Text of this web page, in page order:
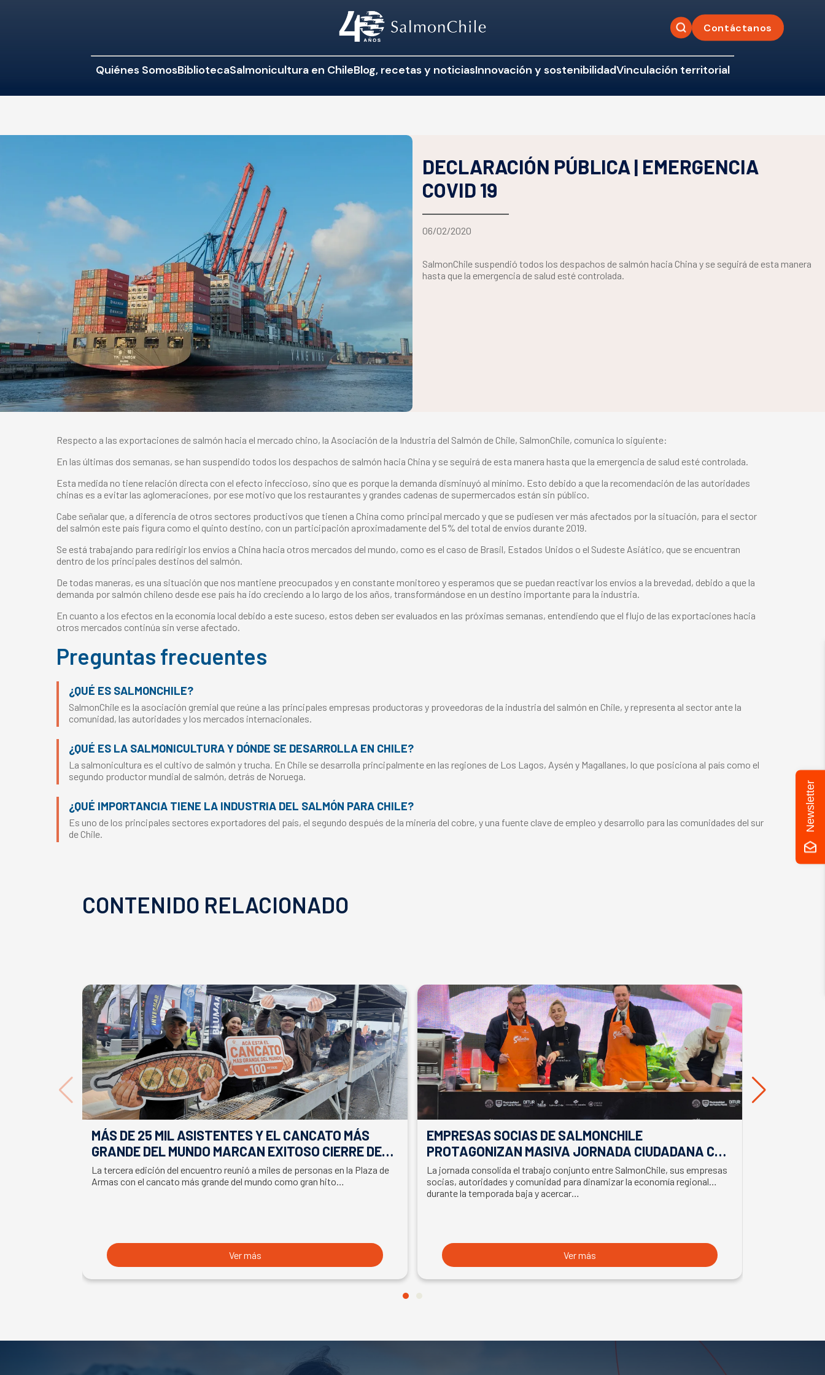
Contáctanos
Quiénes SomosBibliotecaSalmonicultura en ChileBlog, recetas y noticiasInnovación y sostenibilidadVinculación territorial
DECLARACIÓN PÚBLICA | EMERGENCIA
COVID 19
06/02/2020
SalmonChile suspendió todos los despachos de salmón hacia China y se seguirá de esta manera
hasta que la emergencia de salud esté controlada.
Respecto a las exportaciones de salmón hacia el mercado chino, la Asociación de la Industria del Salmón de Chile, SalmonChile, comunica lo siguiente:
En las últimas dos semanas, se han suspendido todos los despachos de salmón hacia China y se seguirá de esta manera hasta que la emergencia de salud esté controlada.
Esta medida no tiene relación directa con el efecto infeccioso, sino que es porque la demanda disminuyó al mínimo. Esto debido a que la recomendación de las autoridades
chinas es a evitar las aglomeraciones, por ese motivo que los restaurantes y grandes cadenas de supermercados están sin público.
Cabe señalar que, a diferencia de otros sectores productivos que tienen a China como principal mercado y que se pudiesen ver más afectados por la situación, para el sector
del salmón este país figura como el quinto destino, con un participación aproximadamente del 5% del total de envíos durante 2019.
Se está trabajando para redirigir los envíos a China hacia otros mercados del mundo, como es el caso de Brasil, Estados Unidos o el Sudeste Asiático, que se encuentran
dentro de los principales destinos del salmón.
De todas maneras, es una situación que nos mantiene preocupados y en constante monitoreo y esperamos que se puedan reactivar los envíos a la brevedad, debido a que la
demanda por salmón chileno desde ese país ha ido creciendo a lo largo de los años, transformándose en un destino importante para la industria.
En cuanto a los efectos en la economía local debido a este suceso, estos deben ser evaluados en las próximas semanas, entendiendo que el flujo de las exportaciones hacia
otros mercados continúa sin verse afectado.
Preguntas frecuentes
¿QUÉ ES SALMONCHILE?
SalmonChile es la asociación gremial que reúne a las principales empresas productoras y proveedoras de la industria del salmón en Chile, y representa al sector ante la
comunidad, las autoridades y los mercados internacionales.
¿QUÉ ES LA SALMONICULTURA Y DÓNDE SE DESARROLLA EN CHILE?
La salmonicultura es el cultivo de salmón y trucha. En Chile se desarrolla principalmente en las regiones de Los Lagos, Aysén y Magallanes, lo que posiciona al país como el
segundo productor mundial de salmón, detrás de Noruega.
¿QUÉ IMPORTANCIA TIENE LA INDUSTRIA DEL SALMÓN PARA CHILE?
Es uno de los principales sectores exportadores del país, el segundo después de la minería del cobre, y una fuente clave de empleo y desarrollo para las comunidades del sur
de Chile.
CONTENIDO RELACIONADO
MÁS DE 25 MIL ASISTENTES Y EL CANCATO MÁS
GRANDE DEL MUNDO MARCAN EXITOSO CIERRE DE
LA SEMANA DEL SALMÓN
La tercera edición del encuentro reunió a miles de personas en la Plaza de
Armas con el cancato más grande del mundo como gran hito…
Ver más
EMPRESAS SOCIAS DE SALMONCHILE
PROTAGONIZAN MASIVA JORNADA CIUDADANA CON
LA PARTICIPACIÓN DEL BIMINISTRO DE ECONOMÍA
EN SEMANA DEL SALMÓN
La jornada consolida el trabajo conjunto entre SalmonChile, sus empresas
socias, autoridades y comunidad para dinamizar la economía regional
durante la temporada baja y acercar…
Ver más
Newsletter